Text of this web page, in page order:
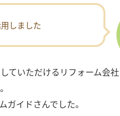
しました
ていただけるリフォーム会
イドさんでした。